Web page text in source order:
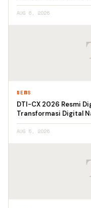
AUG 6, 2026
NEWS
DTI-CX 2026 Resmi
Transformasi Digital
AUG 5, 2026